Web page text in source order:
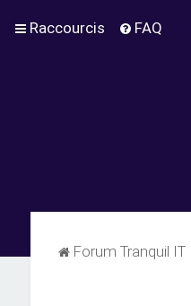
Raccourcis FAQ
Forum Tranquil IT